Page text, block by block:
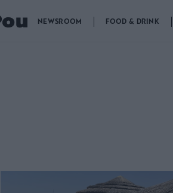
NEWSROOM FOOD & DRINK